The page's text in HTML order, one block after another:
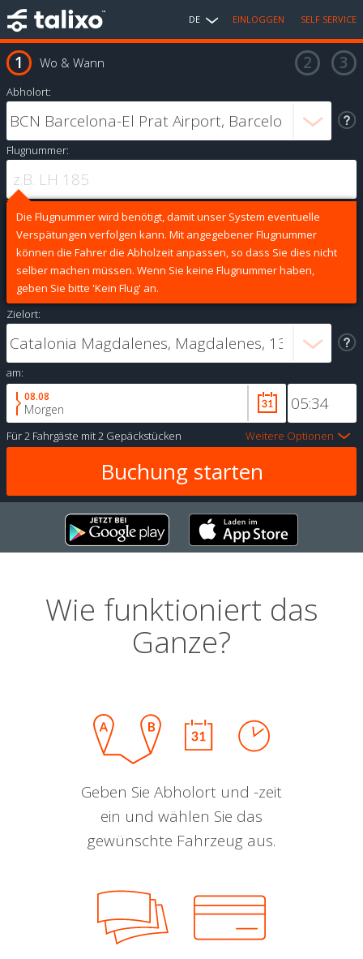
DE EINLOGGEN SELF SERVICE
Wo & Wann
Abholort:
Flugnummer:
Die Flugnummer wird benötigt, damit unser System eventuelle
Verspätungen verfolgen kann. Mit angegebener Flugnummer
können die Fahrer die Abholzeit anpassen, so dass Sie dies nicht
selber machen müssen. Wenn Sie keine Flugnummer haben,
geben Sie bitte 'Kein Flug' an.
Zielort:
am:
08.08
Morgen
Für2 Fahrgäste mit2 Gepäckstücken Weitere Optionen
Wie funktioniert das
Ganze?
Geben Sie Abholort und -zeit
ein und wählen Sie das
gewünschte Fahrzeug aus.